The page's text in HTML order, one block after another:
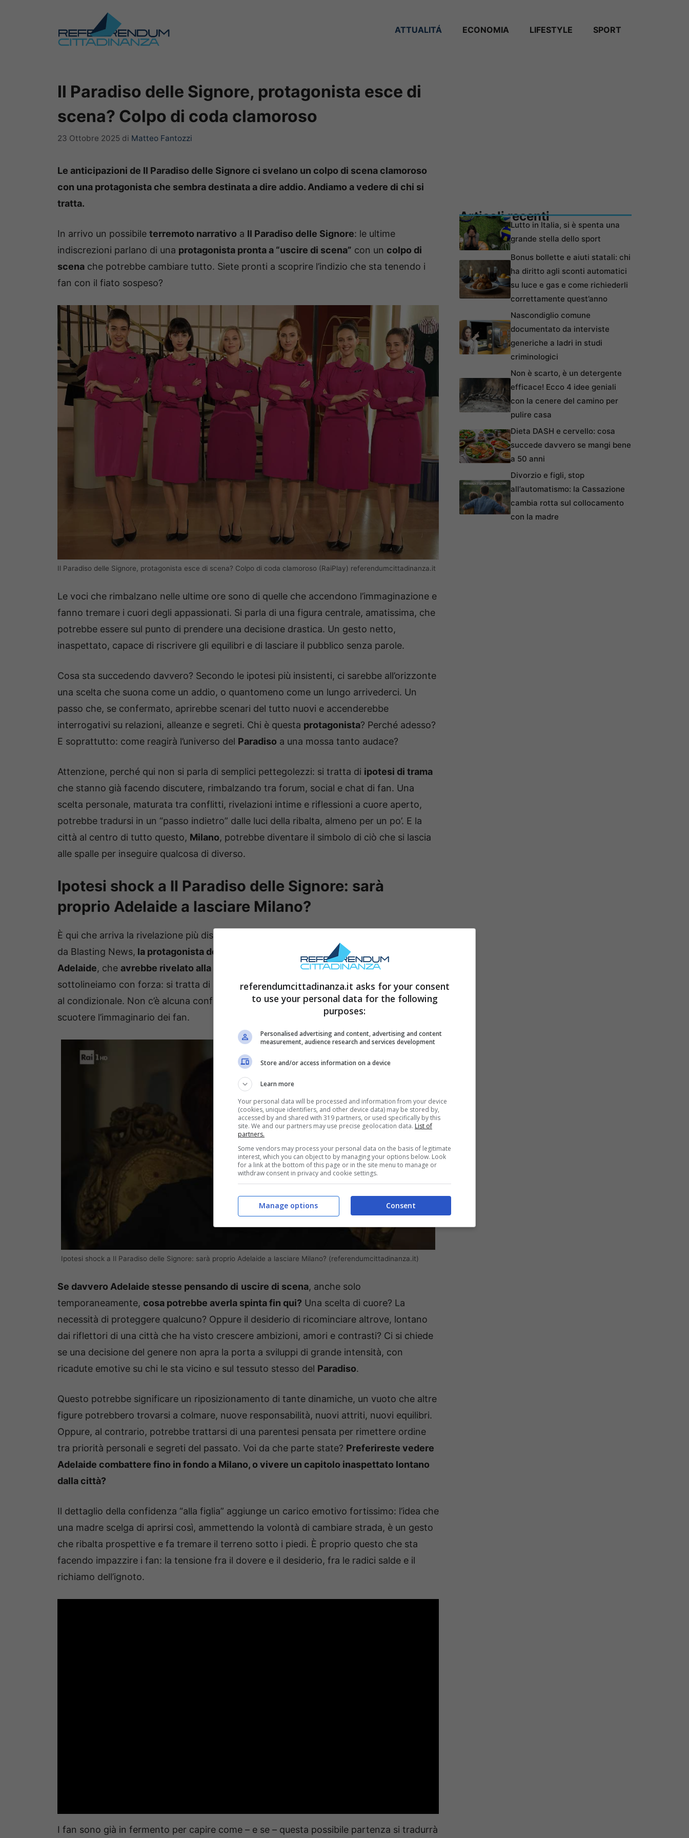
ATTUALITÁ ECONOMIA LIFESTYLE SPORT
Il Paradiso delle Signore, protagonista esce di
scena? Colpo di coda clamoroso
23 Ottobre 2025 di Matteo Fantozzi
Le anticipazioni de Il Paradiso delle Signore ci svelano un colpo di scena clamoroso
con una protagonista che sembra destinata a dire addio. Andiamo a vedere di chi si
tratta.
In arrivo un possibile terremoto narrativo a Il Paradiso delle Signore: le ultime
indiscrezioni parlano di una protagonista pronta a “uscire di scena” con un colpo di
scena che potrebbe cambiare tutto. Siete pronti a scoprire l’indizio che sta tenendo i
fan con il fiato sospeso?
Il Paradiso delle Signore, protagonista esce di scena? Colpo di coda clamoroso (RaiPlay) referendumcittadinanza.it
Le voci che rimbalzano nelle ultime ore sono di quelle che accendono l’immaginazione e
fanno tremare i cuori degli appassionati. Si parla di una figura centrale, amatissima, che
potrebbe essere sul punto di prendere una decisione drastica. Un gesto netto,
inaspettato, capace di riscrivere gli equilibri e di lasciare il pubblico senza parole.
Cosa sta succedendo davvero? Secondo le ipotesi più insistenti, ci sarebbe all’orizzonte
una scelta che suona come un addio, o quantomeno come un lungo arrivederci. Un
passo che, se confermato, aprirebbe scenari del tutto nuovi e accenderebbe
interrogativi su relazioni, alleanze e segreti. Chi è questa protagonista? Perché adesso?
E soprattutto: come reagirà l’universo del Paradiso a una mossa tanto audace?
Attenzione, perché qui non si parla di semplici pettegolezzi: si tratta di ipotesi di trama
che stanno già facendo discutere, rimbalzando tra forum, social e chat di fan. Una
scelta personale, maturata tra conflitti, rivelazioni intime e riflessioni a cuore aperto,
potrebbe tradursi in un “passo indietro” dalle luci della ribalta, almeno per un po’. E la
città al centro di tutto questo, Milano, potrebbe diventare il simbolo di ciò che si lascia
alle spalle per inseguire qualcosa di diverso.
Ipotesi shock a Il Paradiso delle Signore: sarà
proprio Adelaide a lasciare Milano?
È qui che arriva la rivelazione più discussa delle ultime ore: secondo le ipotesi rilanciate
da Blasting News, la protagonista de Il Paradiso delle Signore in bilico sarebbe proprio
Adelaide, che avrebbe rivelato alla figlia voler lasciare Milano
sottolineiamo con forza: si tratta di supposizioni, dunque tutto va letto rigorosamente
al condizionale. Non c’è alcuna conferma ufficiale, ma l’ipotesi è così potente da
scuotere l’immaginario dei fan.
Ipotesi shock a Il Paradiso delle Signore: sarà proprio Adelaide a lasciare Milano? (referendumcittadinanza.it)
Se davvero Adelaide stesse pensando di uscire di scena, anche solo
temporaneamente, cosa potrebbe averla spinta fin qui? Una scelta di cuore? La
necessità di proteggere qualcuno? Oppure il desiderio di ricominciare altrove, lontano
dai riflettori di una città che ha visto crescere ambizioni, amori e contrasti? Ci si chiede
se una decisione del genere non apra la porta a sviluppi di grande intensità, con
ricadute emotive su chi le sta vicino e sul tessuto stesso del Paradiso.
Questo potrebbe significare un riposizionamento di tante dinamiche, un vuoto che altre
figure potrebbero trovarsi a colmare, nuove responsabilità, nuovi attriti, nuovi equilibri.
Oppure, al contrario, potrebbe trattarsi di una parentesi pensata per rimettere ordine
tra priorità personali e segreti del passato. Voi da che parte state? Preferireste vedere
Adelaide combattere fino in fondo a Milano, o vivere un capitolo inaspettato lontano
dalla città?
Il dettaglio della confidenza “alla figlia” aggiunge un carico emotivo fortissimo: l’idea che
una madre scelga di aprirsi così, ammettendo la volontà di cambiare strada, è un gesto
che ribalta prospettive e fa tremare il terreno sotto i piedi. È proprio questo che sta
facendo impazzire i fan: la tensione fra il dovere e il desiderio, fra le radici salde e il
richiamo dell’ignoto.
I fan sono già in fermento per capire come – e se – questa possibile partenza si tradurrà
Articoli recenti
Lutto in Italia, si è spenta una
grande stella dello sport
Bonus bollette e aiuti statali: chi
ha diritto agli sconti automatici
su luce e gas e come richiederli
correttamente quest’anno
Nascondiglio comune
documentato da interviste
generiche a ladri in studi
criminologici
Non è scarto, è un detergente
efficace! Ecco 4 idee geniali
con la cenere del camino per
pulire casa
Dieta DASH e cervello: cosa
succede davvero se mangi bene
a 50 anni
Divorzio e figli, stop
all’automatismo: la Cassazione
cambia rotta sul collocamento
con la madre
referendumcittadinanza.it asks for your consent
to use your personal data for the following
purposes:
Personalised advertising and content, advertising and content
measurement, audience research and services development
Store and/or access information on a device
Learn more
Your personal data will be processed and information from your device
(cookies, unique identifiers, and other device data) may be stored by,
accessed by and shared with 319 partners, or used specifically by this
site. We and our partners may use precise geolocation data. List of
partners.
Some vendors may process your personal data on the basis of legitimate
interest, which you can object to by managing your options below. Look
for a link at the bottom of this page or in the site menu to manage or
withdraw consent in privacy and cookie settings.
Consent
Manage options